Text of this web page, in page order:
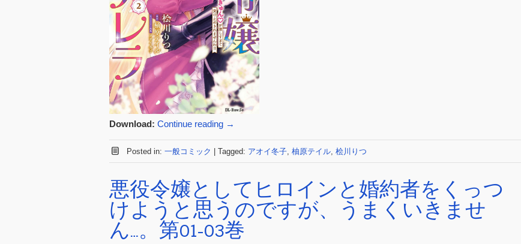
Download: Continue reading →
Posted in: 一般コミック | Tagged: アオイ冬子, 柚原テイル, 桧川りつ
悪役令嬢としてヒロインと婚約者をくっつ
けようと思うのですが、うまくいきませ
ん…。第01-03巻